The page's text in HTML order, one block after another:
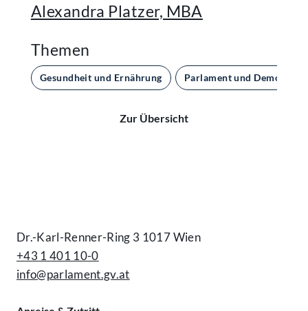
Alexandra Platzer, MBA
Themen
Gesundheit und Ernährung Parlament und Demokratie
Zur Übersicht
Dr.-Karl-Renner-Ring 3 1017 Wien
+43 1 401 10-0
info@parlament.gv.at